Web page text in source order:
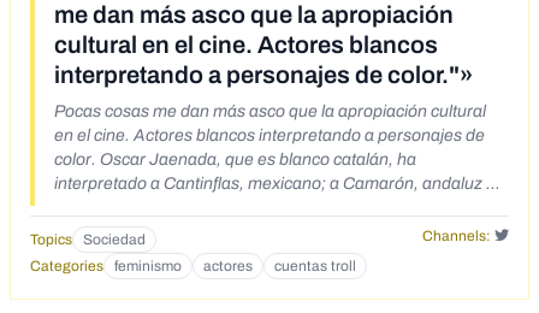
me dan más asco que la apropiación
cultural en el cine. Actores blancos
interpretando a personajes de color."»
Pocas cosas me dan más asco que la apropiación cultural
en el cine. Actores blancos interpretando a personajes de
color. Oscar Jaenada, que es blanco catalán, ha
interpretado a Cantinflas, mexicano; a Camarón, andaluz o
Topics Sociedad
Channels:
Categories
feminismo actores cuentas troll